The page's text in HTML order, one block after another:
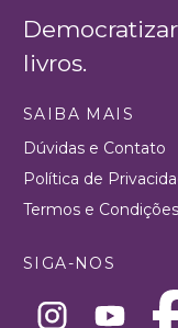
livros.
SAIBA MAIS
Dúvidas e Contato
Política de
Termos e
SIGA-NOS